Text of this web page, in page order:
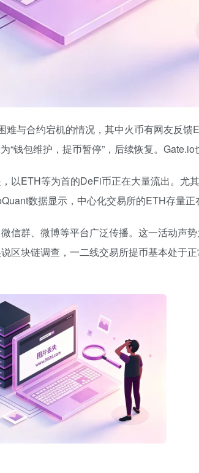
与合约宕机的情况，其中火币有网友反
“钱包维护，提币暂停”，后续恢复。Gate.io
以ETH等为首的DeFi币正在大量流出。尤
数据显示，中心化交易所的ETH存量正
信群、微博等平台广泛传播。这一活动声
区块链调查，一二线交易所提币基本处于